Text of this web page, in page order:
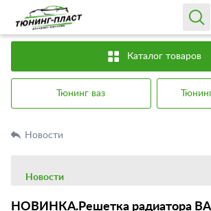
Каталог товаров
Тюнинг ваз
Новости
О компании
Новости
НОВИНКА.Решетка радиатора